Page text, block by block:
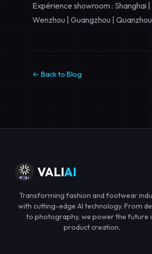
Expérience showroom : Shanghai |
Wenzhou | Guangzhou | Quanzhou
← Back to Blog
VALIAI
Transforming fashion and footwear
with cutting-edge AI technology. From
to photography, we power the future
product creation.